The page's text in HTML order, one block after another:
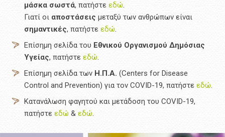
μάσκα σωστά, πατήστε εδώ.
Γιατί οι αποστάσεις μεταξύ των ανθρώπων είναι
σημαντικές, πατήστε εδώ.
Επίσημη σελίδα του Εθνικού Οργανισμού Δημόσιας
Υγείας, πατήστε εδώ.
Επίσημη σελίδα των Η . Π .Α. (Centers for Disease
Control and Prevention) για τον COVID-19, πατήστε εδώ.
Κατανάλωση φαγητού και μετάδοση του COVID-19,
πατήστε εδώ & εδώ.